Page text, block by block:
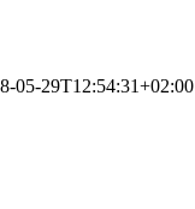
05-29T12:54:31+02:00